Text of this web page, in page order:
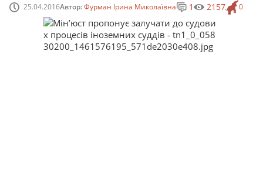
25.04.2016Автор:Фурман Ірина Миколаївна 0
1 2157